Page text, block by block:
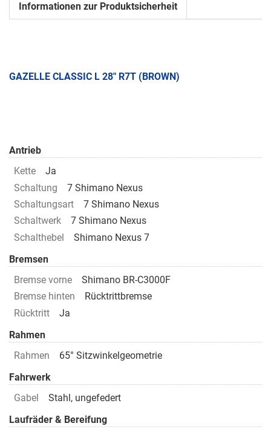
Informationen zur Produktsicherheit
GAZELLE CLASSIC L 28" R7T (BROWN)
Antrieb
Kette
Ja
Schaltung
7 Shimano Nexus
Schaltungsart
7 Shimano Nexus
Schaltwerk
7 Shimano Nexus
Schalthebel
Shimano Nexus 7
Bremsen
Bremse vorne
Shimano BR-C3000F
Bremse hinten
Rücktrittbremse
Rücktritt
Ja
Rahmen
Rahmen
65° Sitzwinkelgeometrie
Fahrwerk
Gabel
Stahl, ungefedert
Laufräder & Bereifung